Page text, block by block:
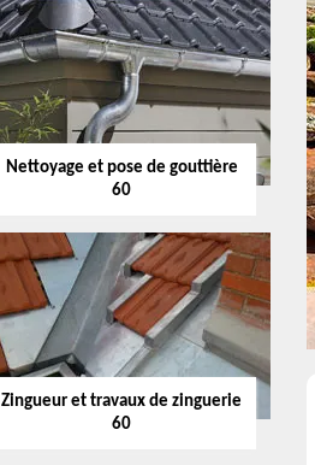
Nettoyage et pose de gouttière
60
Zingueur et travaux de zinguerie
60